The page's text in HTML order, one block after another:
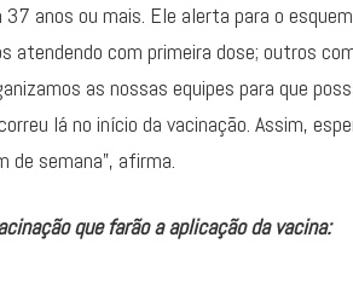
anos ou mais. Ele alerta para o
atendendo com primeira dose; outros
as nossas equipes para que
lá no início da vacinação. Assim,
de semana”, afirma.
que farão a aplicação da vacina: